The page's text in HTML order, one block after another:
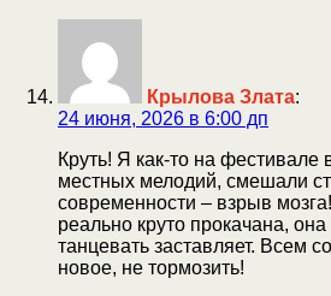
Крылова Злата:
24 июня, 2026 в 6:00 дп
Круть! Я как-то на фестивале
местных мелодий, смешали
современности – взрыв
реально круто прокачана, она
танцевать заставляет. Всем
новое, не тормозить!